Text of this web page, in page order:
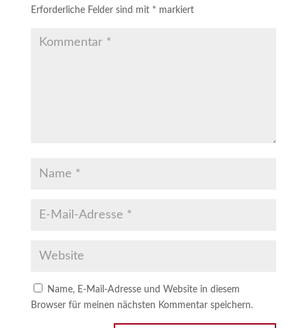
Erforderliche Felder sind mit * markiert
Name, E-Mail-Adresse und Website in diesem
Browser für meinen nächsten Kommentar speichern.